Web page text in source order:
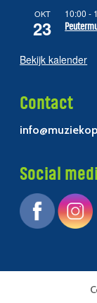
OKT
23
10:00 -
Bekijk kalender
Contact
Social